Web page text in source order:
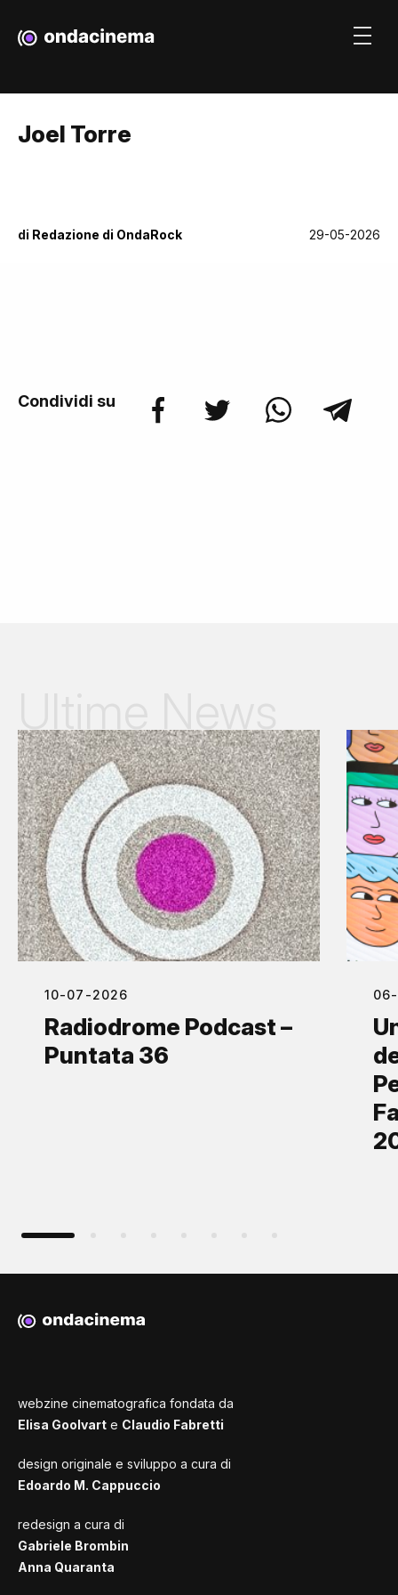
Joel Torre
di Redazione di OndaRock 29-05-2026
Condividi su
10-07-2026
Radiodrome Podcast –
Puntata 36
webzine cinematografica fondata da
Elisa Goolvart e Claudio Fabretti
design originale e sviluppo a cura di
Edoardo M. Cappuccio
redesign a cura di
Gabriele Brombin
Anna Quaranta